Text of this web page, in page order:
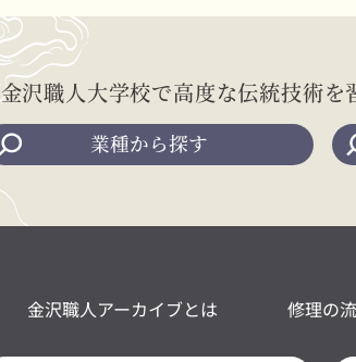
金沢職人大学校で高度な伝統技術を
業種から探す
金沢職人アーカイブとは 修理の